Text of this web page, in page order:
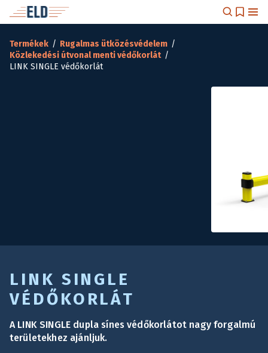
Termékek / Rugalmas ütközésvédelem /
Közlekedési útvonal menti védőkorlát /
LINK SINGLE védőkorlát
LINK SINGLE
VÉDŐKORLÁT
A LINK SINGLE dupla sínes védőkorlátot nagy forgalmú
területekhez ajánljuk.